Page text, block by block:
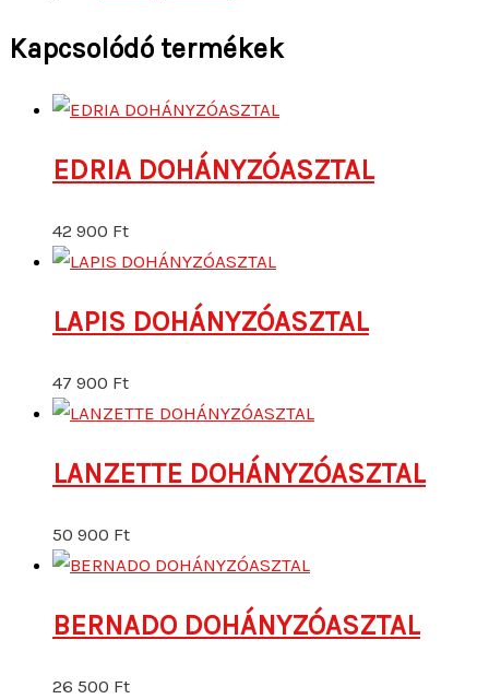
Kapcsolódó termékek
EDRIA DOHÁNYZÓASZTAL
42 900 Ft
LAPIS DOHÁNYZÓASZTAL
47 900 Ft
LANZETTE DOHÁNYZÓASZTAL
50 900 Ft
BERNADO DOHÁNYZÓASZTAL
26 500 Ft